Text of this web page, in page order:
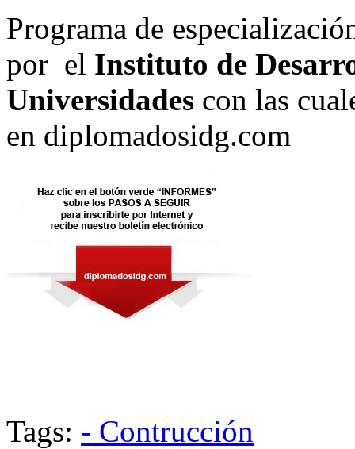
Programa de
por el Instituto de
Universidades con las
en diplomadosidg.com
Tags: - Contrucción